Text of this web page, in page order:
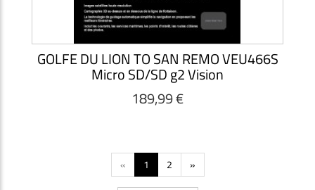
GOLFE DU LION TO SAN REMO VEU466S
Micro SD/SD g2 Vision
189,99 €
« 1 2 »